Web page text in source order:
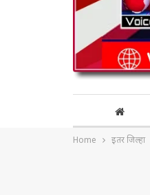
Home इतर जिल्हा